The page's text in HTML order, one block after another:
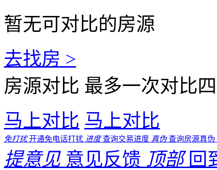
暂无可对比的房源
去找房 >
房源对比 最多一次对比
马上对比 马上对比
免打扰 开通免电话打扰 进度 查询交易进度 真伪 查询房源真伪
提意见 意见反馈 顶部 回